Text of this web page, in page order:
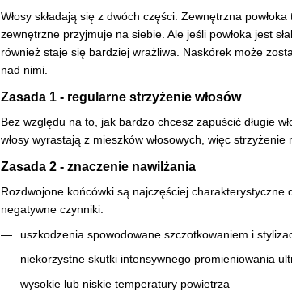
Włosy składają się z dwóch części. Zewnętrzna
zewnętrzne przyjmuje na siebie. Ale jeśli powłoka jest
również staje się bardziej wrażliwa. Naskórek może
nad nimi.
Zasada 1 - regularne strzyżenie włosów
Bez względu na to, jak bardzo chcesz zapuścić długie
włosy wyrastają z mieszków włosowych, więc
Zasada 2 - znaczenie nawilżania
Rozdwojone końcówki są najczęściej charakterystyczne
negatywne czynniki:
uszkodzenia spowodowane szczotkowaniem i
niekorzystne skutki intensywnego promieniowania
wysokie lub niskie temperatury powietrza